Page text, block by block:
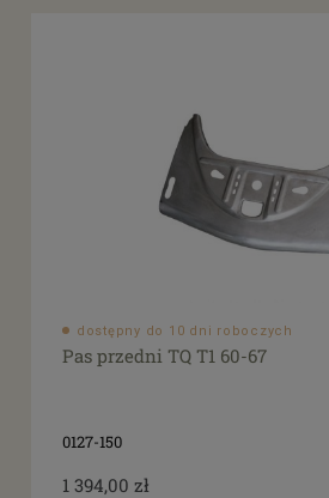
dostępny do 10 dni roboczych
Pas przedni TQ T1 60-67
0127-150
1 394,00 zł